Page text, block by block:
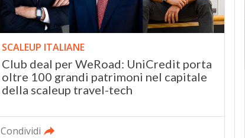
SCALEUP ITALIANE
Club deal per WeRoad: UniCredit porta
oltre 100 grandi patrimoni nel capitale
della scaleup travel-tech
Condividi